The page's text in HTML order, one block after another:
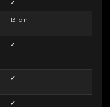
✓
13-pin
✓
✓
✓